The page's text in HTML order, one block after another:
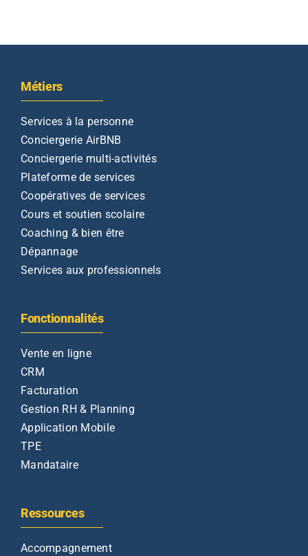
Métiers
Services à la personne
Conciergerie AirBNB
Conciergerie multi-activités
Plateforme de services
Coopératives de services
Cours et soutien scolaire
Coaching & bien être
Dépannage
Services aux professionnels
Fonctionnalités
Vente en ligne
CRM
Facturation
Gestion RH & Planning
Application Mobile
TPE
Mandataire
Ressources
Accompagnement